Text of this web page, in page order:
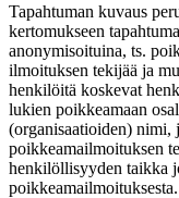
Tapahtuman kuvaus
kertomukseen
anonymisoituina, ts.
ilmoituksen tekijää ja
henkilöitä koskevat
lukien poikkeamaan
(organisaatioiden) nimi,
poikkeamailmoituksen
henkilöllisyyden taikka
poikkeamailmoituksesta.